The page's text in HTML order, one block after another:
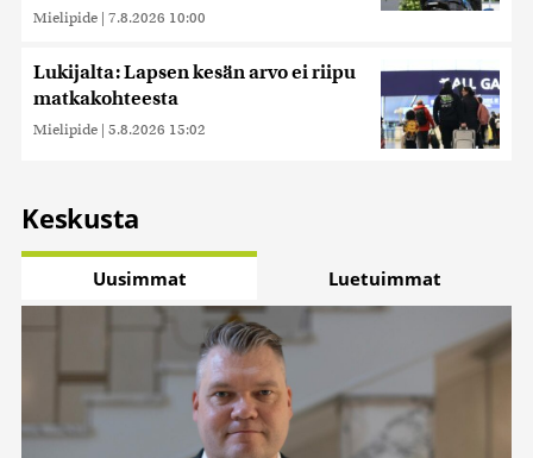
Mielipide | 7.8.2026 10:00
Lukijalta: Lapsen kesän arvo ei riipu
matkakohteesta
Mielipide | 5.8.2026 15:02
Keskusta
Uusimmat Luetuimmat